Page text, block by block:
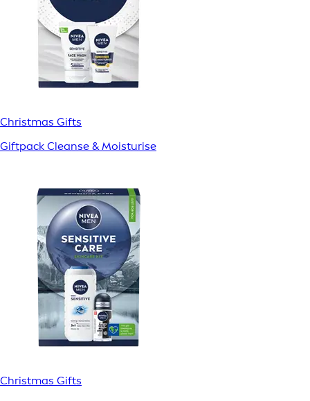
Christmas Gifts
Giftpack Cleanse & Moisturise
Christmas Gifts